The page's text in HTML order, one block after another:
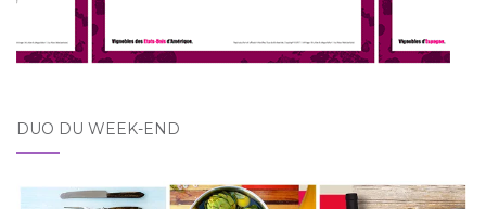
DUO DU WEEK-END